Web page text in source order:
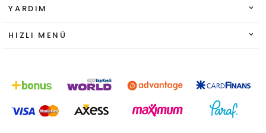
YARDIM
HIZLI MENÜ